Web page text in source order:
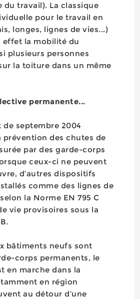
du travail). La classique
pour le travail en
longes, lignes de vies...)
effet la mobilité du
plusieurs personnes
la toiture dans un même
permanente...
de septembre 2004
prévention des chutes de
par des garde-corps
ceux-ci ne peuvent
d’autres dispositifs
comme des lignes de
la Norme EN 795 C
vie provisoires sous la
bâtiments neufs sont
corps permanents, le
en marche dans la
en région
au détour d’une